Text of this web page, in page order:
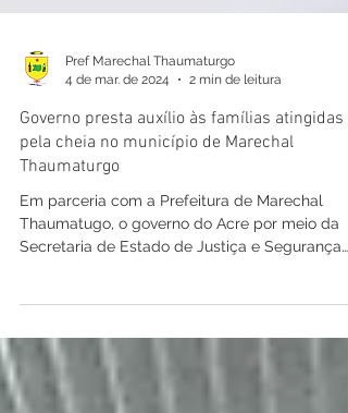
Pref Marechal Thaumaturgo
4 de mar. de 2024
2 min de leitura
Governo presta auxílio às famílias atingidas
pela cheia no município de Marechal
Thaumaturgo
Em parceria com a Prefeitura de Marechal